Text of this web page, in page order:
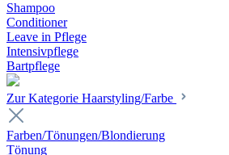
Shampoo
Conditioner
Leave in Pflege
Intensivpflege
Bartpflege
Zur Kategorie Haarstyling/Farbe
Farben/Tönungen/Blondierung
Tönung